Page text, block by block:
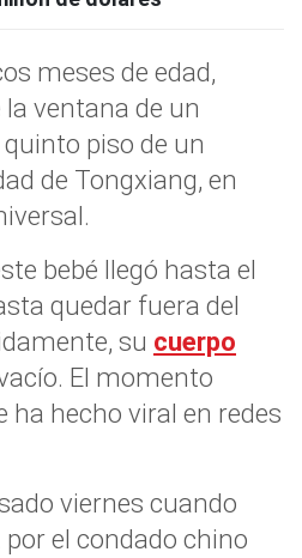
meses de edad,
ventana de un
piso de un
de Tongxiang, en
bebé llegó hasta el
quedar fuera del
su cuerpo
El momento
ha hecho viral en redes
viernes cuando
el condado chino